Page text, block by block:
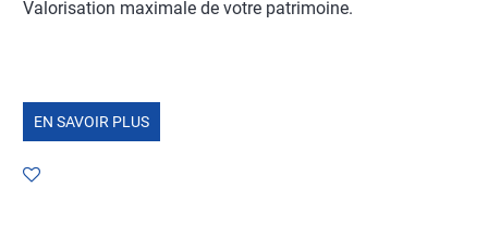
Valorisation maximale de votre patrimoine.
EN SAVOIR PLUS